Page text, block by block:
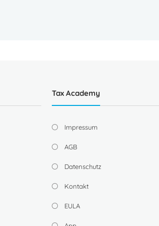
Tax Academy
Impressum
AGB
Datenschutz
Kontakt
EULA